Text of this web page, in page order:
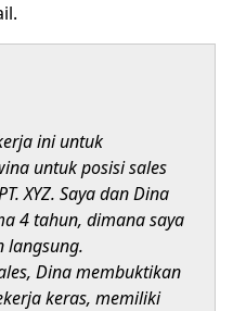
ini untuk
untuk posisi sales
XYZ. Saya dan Dina
4 tahun, dimana saya
langsung.
Dina membuktikan
keras, memiliki